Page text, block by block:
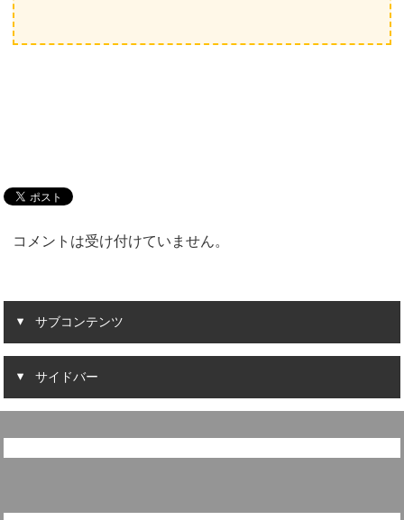
コメントは受け付けていません。
サブコンテンツ
サイドバー